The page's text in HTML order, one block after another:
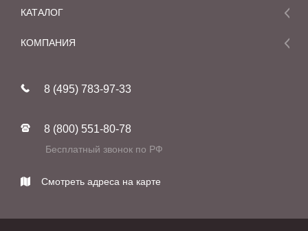
КАТАЛОГ
Мебель
Фабрики
КОМПАНИЯ
Реставрация
Контакты
8 (495) 783-97-33
8 (800) 551-80-78
Бесплатный звонок по РФ
Смотреть адреса на карте